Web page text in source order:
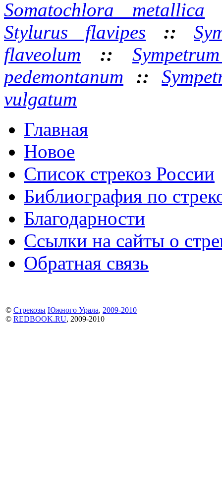
Somatochlora metallica
Stylurus flavipes ::
flaveolum ::
pedemontanum ::
vulgatum
Главная
Новое
Список стрекоз России
Библиография по
Благодарности
Ссылки на сайты о
Обратная связь
© Стрекозы Южного Урала, 2009-2010
© REDBOOK.RU, 2009-2010